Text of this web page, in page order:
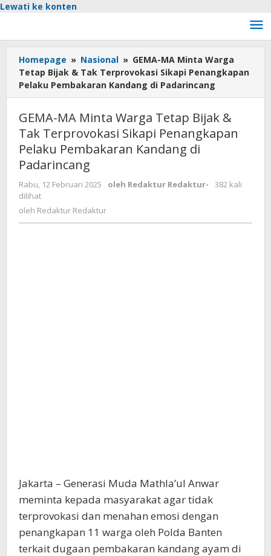
Lewati ke konten
Homepage » Nasional » GEMA-MA Minta Warga
Tetap Bijak & Tak Terprovokasi Sikapi Penangkapan
Pelaku Pembakaran Kandang di Padarincang
GEMA-MA Minta Warga Tetap Bijak &
Tak Terprovokasi Sikapi Penangkapan
Pelaku Pembakaran Kandang di
Padarincang
Rabu, 12 Februari 2025 oleh Redaktur Redaktur-
382 kali
dilihat
oleh Redaktur Redaktur
Jakarta – Generasi Muda Mathla’ul Anwar
meminta kepada masyarakat agar tidak
terprovokasi dan menahan emosi dengan
penangkapan 11 warga oleh Polda Banten
terkait dugaan pembakaran kandang ayam di